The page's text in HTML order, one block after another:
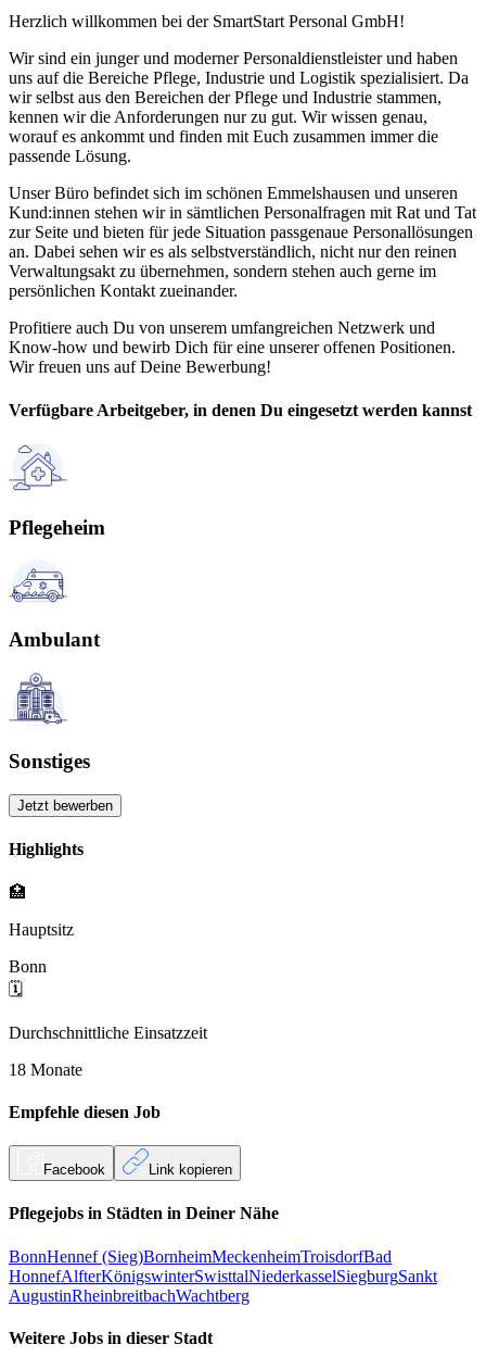
Herzlich willkommen bei der SmartStart Personal GmbH!
Wir sind ein junger und moderner Personaldienstleister und haben
uns auf die Bereiche Pflege, Industrie und Logistik spezialisiert. Da
wir selbst aus den Bereichen der Pflege und Industrie stammen,
kennen wir die Anforderungen nur zu gut. Wir wissen genau,
worauf es ankommt und finden mit Euch zusammen immer die
passende Lösung.
Unser Büro befindet sich im schönen Emmelshausen und unseren
Kund:innen stehen wir in sämtlichen Personalfragen mit Rat und Tat
zur Seite und bieten für jede Situation passgenaue Personallösungen
an. Dabei sehen wir es als selbstverständlich, nicht nur den reinen
Verwaltungsakt zu übernehmen, sondern stehen auch gerne im
persönlichen Kontakt zueinander.
Profitiere auch Du von unserem umfangreichen Netzwerk und
Know-how und bewirb Dich für eine unserer offenen Positionen.
Wir freuen uns auf Deine Bewerbung!
Verfügbare Arbeitgeber, in denen Du eingesetzt werden kannst
Pflegeheim
Ambulant
Sonstiges
Jetzt bewerben
Highlights
🏥
Hauptsitz
Bonn
🗓️
Durchschnittliche Einsatzzeit
18 Monate
Empfehle diesen Job
Facebook Link kopieren
Pflegejobs in Städten in Deiner Nähe
BonnHennef (Sieg)BornheimMeckenheimTroisdorfBad
HonnefAlfterKönigswinterSwisttalNiederkasselSiegburgSankt
AugustinRheinbreitbachWachtberg
Weitere Jobs in dieser Stadt